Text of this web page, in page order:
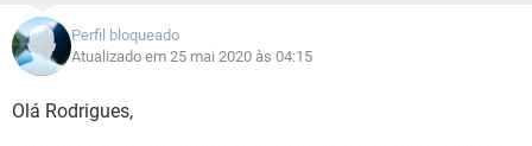
Perfil bloqueado
Atualizado em 25 mai 2020 às 04:15
Olá Rodrigues,